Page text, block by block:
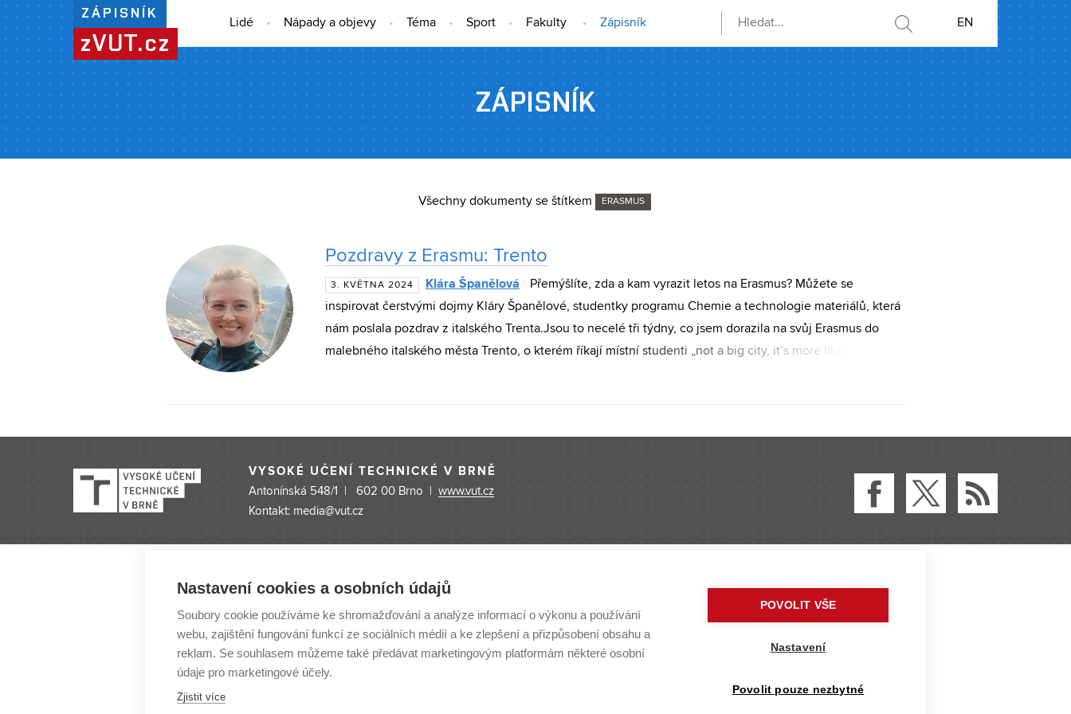
ZÁPISNÍK
zVUT.cz
Lidé Nápady a objevy Téma Sport Fakulty Zápisník EN
ZÁPISNÍK
Všechny dokumenty se štítkem ERASMUS
Pozdravy z Erasmu: Trento
3. KVĚTNA 2024 Klára Španělová
Přemýšlíte, zda a kam vyrazit letos na Erasmus? Můžete se
inspirovat čerstvými dojmy Kláry Španělové, studentky programu Chemie a technologie materiálů, která
nám poslala pozdrav z italského Trenta.Jsou to necelé tři týdny, co jsem dorazila na svůj Erasmus do
malebného italského města Trento, o kterém říkají místní studenti „not a big city, it’s more like a big
vím, není snad žádný klub, zato barů se tu najde vícero. Tohle místo je ale jako stvořené pro túry do hor,
vycházky, lyžování a další aktivity.{{foto|IMG_20240224_154252659_1600.jpg|775}}Taky Erasmus
Student Network (ESN) tu funguje perfektně a pořádá spoustu eventů, kterých se můžeme my Erasmáci
účastnit. Hned při příjezdu pořádalo ESN
VYSOKÉ UČENÍ TECHNICKÉ V BRNĚ
Antonínská 548/1 | 602 00 Brno | www.vut.cz
Kontakt: media@vut.cz
Nastavení cookies a osobních údajů
Soubory cookie používáme ke shromažďování a analýze informací o výkonu a používání
webu, zajištění fungování funkcí ze sociálních médií a ke zlepšení a přizpůsobení obsahu a
reklam. Se souhlasem můžeme také předávat marketingovým platformám některé osobní
údaje pro marketingové účely.
Zjistit více
POVOLIT VŠE
Nastavení
Povolit pouze nezbytné